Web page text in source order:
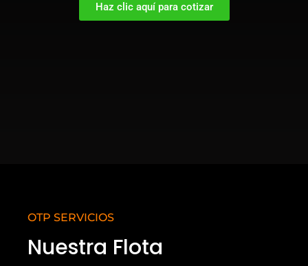
Haz clic aquí para cotizar
OTP SERVICIOS
Nuestra Flota